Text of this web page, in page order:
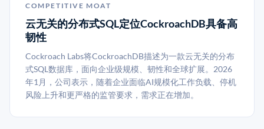
COMPETITIVE MOAT
云无关的分布式SQL定位CockroachDB具备高
韧性
Cockroach Labs将CockroachDB描述为一款云无关的分布
式SQL数据库，面向企业级规模、韧性和全球扩展。2026
年1月，公司表示，随着企业面临AI规模化工作负载、停机
风险上升和更严格的监管要求，需求正在增加。